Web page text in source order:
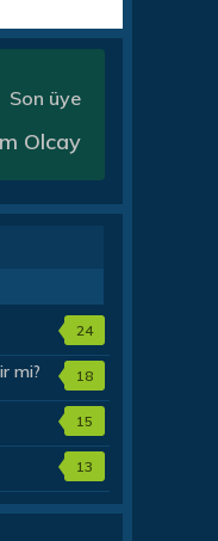
Son üye
Olcay
24
mi? 18
15
13